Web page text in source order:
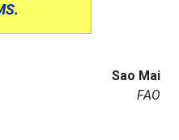
Sao Mai
FAO